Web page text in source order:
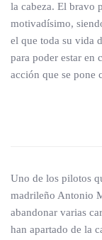
la cabeza. El bravo
motivadísimo,
el que toda su vida
para poder estar en
acción que se pone
Uno de los pilotos
madrileño Antonio
abandonar varias
han apartado de la